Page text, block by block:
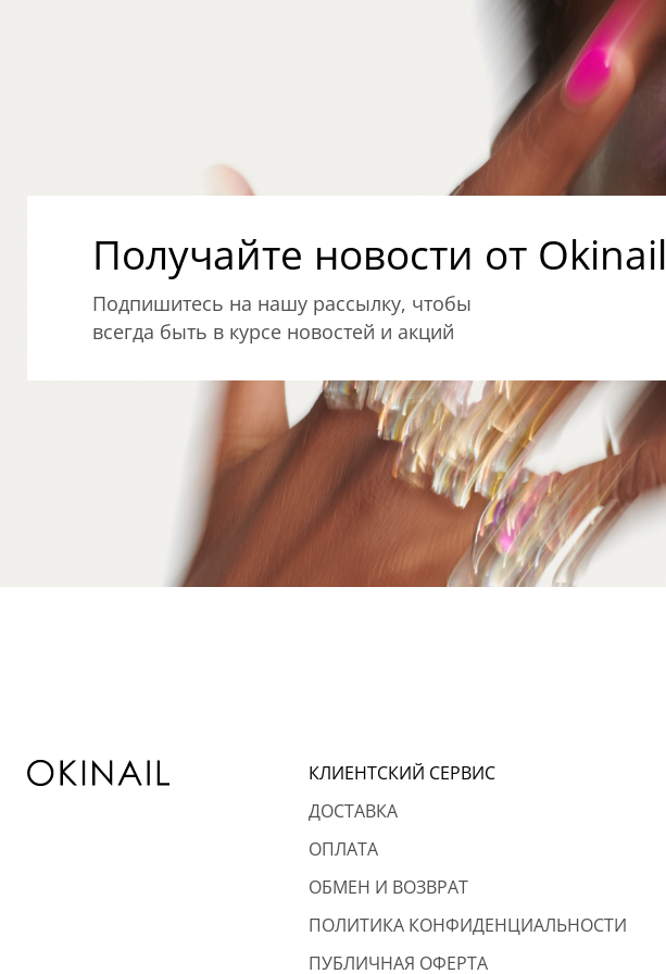
Получайте новости от Okinail
Подпишитесь на нашу рассылку, чтобы
всегда быть в курсе новостей и акций
КЛИЕНТСКИЙ СЕРВИС
ДОСТАВКА
ОПЛАТА
ОБМЕН И ВОЗВРАТ
ПОЛИТИКА КОНФИДЕНЦИАЛЬНОСТИ
ПУБЛИЧНАЯ ОФЕРТА